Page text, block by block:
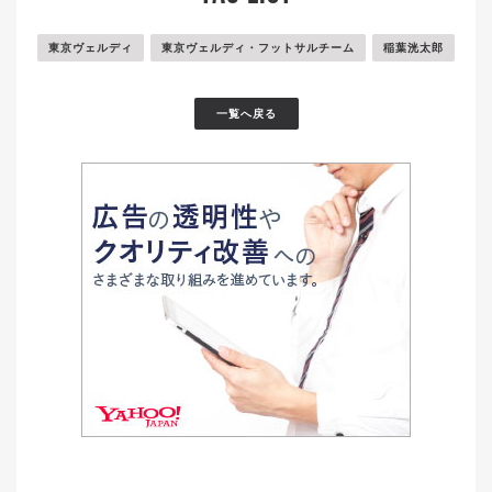
東京ヴェルディ 東京ヴェルディ・フットサルチーム 稲葉洸太郎
一覧へ戻る